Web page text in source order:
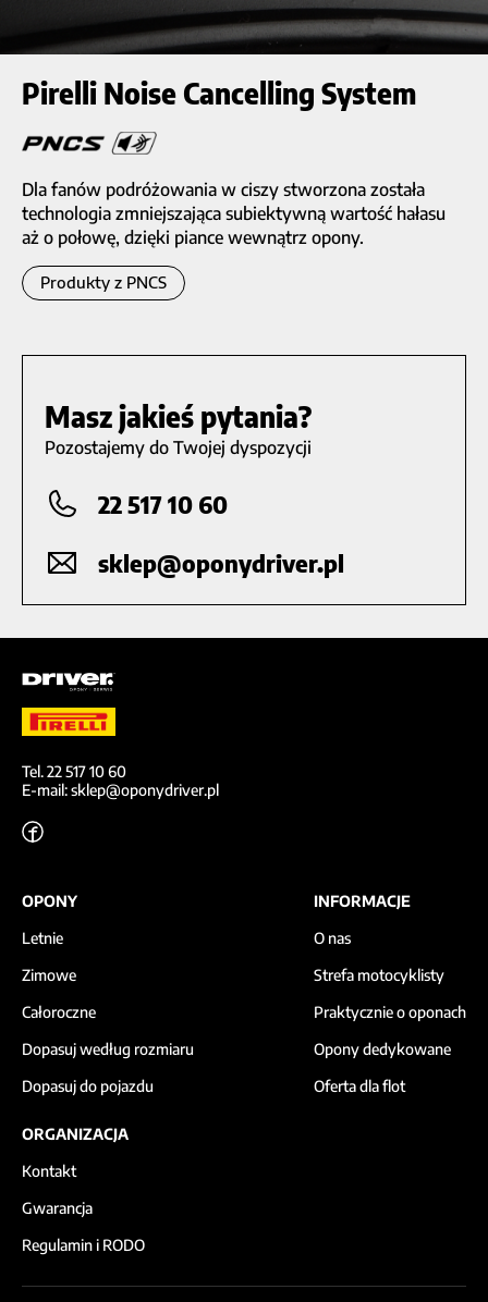
Pirelli Noise Cancelling System
Dla fanów podróżowania w ciszy stworzona została
technologia zmniejszająca subiektywną wartość hałasu
aż o połowę, dzięki piance wewnątrz opony.
Produkty z PNCS
Masz jakieś pytania?
Pozostajemy do Twojej dyspozycji
22 517 10 60
sklep@oponydriver.pl
Tel. 22 517 10 60
E-mail: sklep@oponydriver.pl
OPONY
Letnie
Zimowe
Całoroczne
Dopasuj według rozmiaru
Dopasuj do pojazdu
INFORMACJE
O nas
Strefa motocyklisty
Praktycznie o oponach
Opony dedykowane
Oferta dla flot
ORGANIZACJA
Kontakt
Gwarancja
Regulamin i RODO